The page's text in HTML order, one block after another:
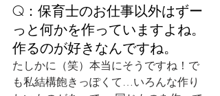
Q：保育士のお仕事以外はずー
っと何かを作っていますよね。
作るのが好きなんですね。
たしかに（笑）本当にそうですね！で
も私結構飽きっぽくて…いろんな作り